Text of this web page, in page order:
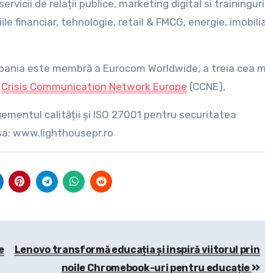
de relații publice, marketing digital si traininguri
financiar, tehnologie, retail & FMCG, energie,
este membră a Eurocom Worldwide, a treia cea
Crisis Communication Network Europe (CCNE),
calității și ISO 27001 pentru securitatea
www.lighthousepr.ro
Lenovo transformă educația și inspiră viitorul prin
noile Chromebook-uri pentru educație